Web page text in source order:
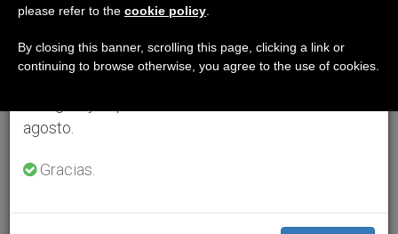
se generan menos informaciones y también el
agosto.
Gracias.
please refer to the cookie policy
By closing this banner, scrolling this page, clicking a link or
continuing to browse otherwise, you agree to the use of cookies.